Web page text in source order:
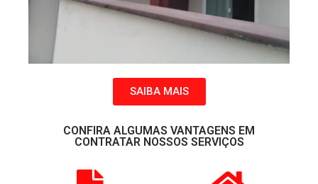
SAIBA MAIS
CONFIRA ALGUMAS VANTAGENS EM
CONTRATAR NOSSOS SERVIÇOS